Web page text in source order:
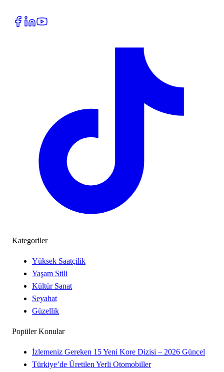
Kategoriler
Yüksek Saatçilik
Yaşam Stili
Kültür Sanat
Seyahat
Güzellik
Popüler Konular
İzlemeniz Gereken 15 Yeni Kore Dizisi – 2026 Güncel
Türkiye’de Üretilen Yerli Otomobiller